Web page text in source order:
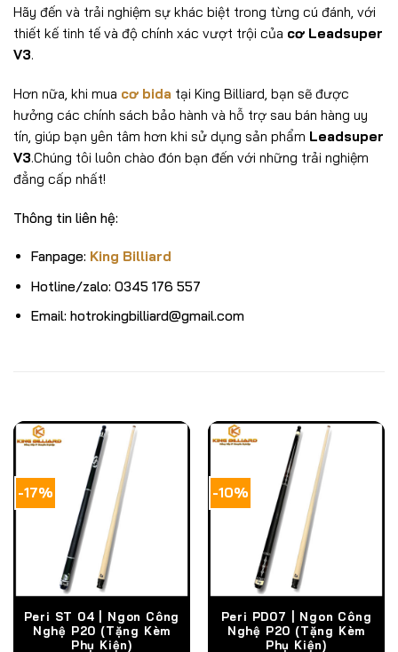
Hãy đến và trải nghiệm sự khác biệt trong từng cú đánh, với
thiết kế tinh tế và độ chính xác vượt trội của cơ Leadsuper
V3.
Hơn nữa, khi mua cơ bida tại King Billiard, bạn sẽ được
hưởng các chính sách bảo hành và hỗ trợ sau bán hàng uy
tín, giúp bạn yên tâm hơn khi sử dụng sản phẩm Leadsuper
V3.Chúng tôi luôn chào đón bạn đến với những trải nghiệm
đẳng cấp nhất!
Thông tin liên hệ:
Fanpage: King Billiard
Hotline/zalo: 0345 176 557
Email: hotrokingbilliard@gmail.com
-17%
Peri ST 04 | Ngon Công
Nghệ P20 (Tặng Kèm
Phụ Kiện)
-10%
Peri PD07 | Ngon Công
Nghệ P20 (Tặng Kèm
Phụ Kiện)